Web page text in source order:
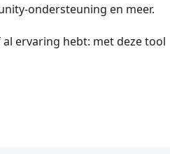
ondersteuning en meer.
ervaring hebt: met deze tool